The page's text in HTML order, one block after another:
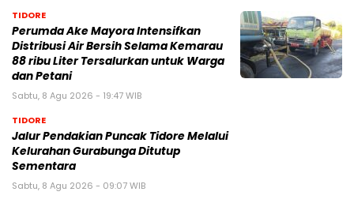
TIDORE
Perumda Ake Mayora Intensifkan
Distribusi Air Bersih Selama Kemarau
88 ribu Liter Tersalurkan untuk Warga
dan Petani
Sabtu, 8 Agu 2026 - 19:47 WIB
TIDORE
Jalur Pendakian Puncak Tidore Melalui
Kelurahan Gurabunga Ditutup
Sementara
Sabtu, 8 Agu 2026 - 09:07 WIB